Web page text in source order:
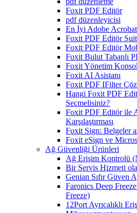
Foxit PDF Editör
pdf düzenleyicisi
En İyi Adobe
Foxit PDF Editör
Foxit PDF Editör
Foxit Bulut Tabanlı
Foxit Yönetim
Foxit AI Asistanı
Foxit PDF IFilter
Hangi Foxit PDF
Seçmelisiniz?
Foxit PDF Editör ile
Karşılaştırması
Foxit Sign: Belgeler
Foxit eSign ve
Ağ Güvenliği Ürünleri
Ağ Erişim Kontrolü
Bir Servis Hizmeti
Genian Sıfır
Faronics Deep
Freeze)
12Port Ayrıcalıklı